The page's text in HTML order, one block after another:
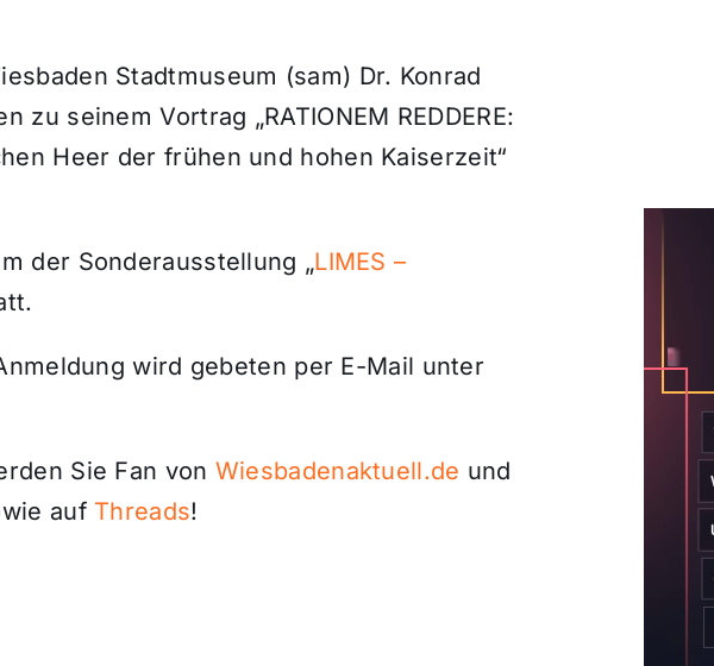
Stadtmuseum (sam) Dr. Konrad
seinem Vortrag „RATIONEM REDDERE:
Heer der frühen und hohen Kaiserzeit“
der Sonderausstellung „LIMES –
wird gebeten per E-Mail unter
Sie Fan von Wiesbadenaktuell.de und
auf Threads!